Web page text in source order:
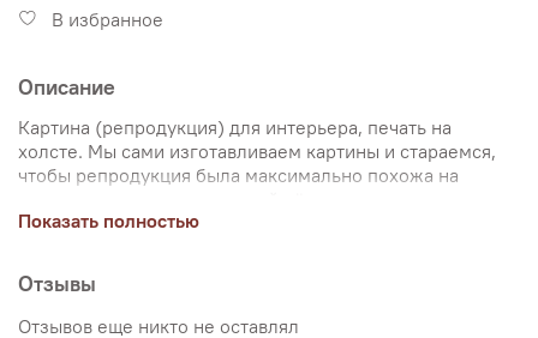
В избранное
Описание
Картина (репродукция) для интерьера, печать на
холсте. Мы сами изготавливаем картины и стараемся,
чтобы репродукция была максимально похожа на
Именно поэтому, мы уделяем особое внимание
печати используются художественный хлопковый холст
и экологические чернила. Репродукцию можно купить
на подрамнике (деревянный подрамник, галерейная
Показать полностью
Отзывы
Отзывов еще никто не оставлял